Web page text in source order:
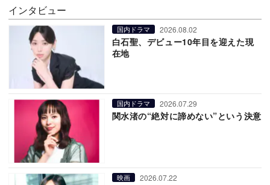
インタビュー
国内ドラマ 2026.08.02
白石聖、デビュー10年目を迎えた現
在地
国内ドラマ 2026.07.29
関水渚の“絶対に諦めない”という決意
映画 2026.07.22